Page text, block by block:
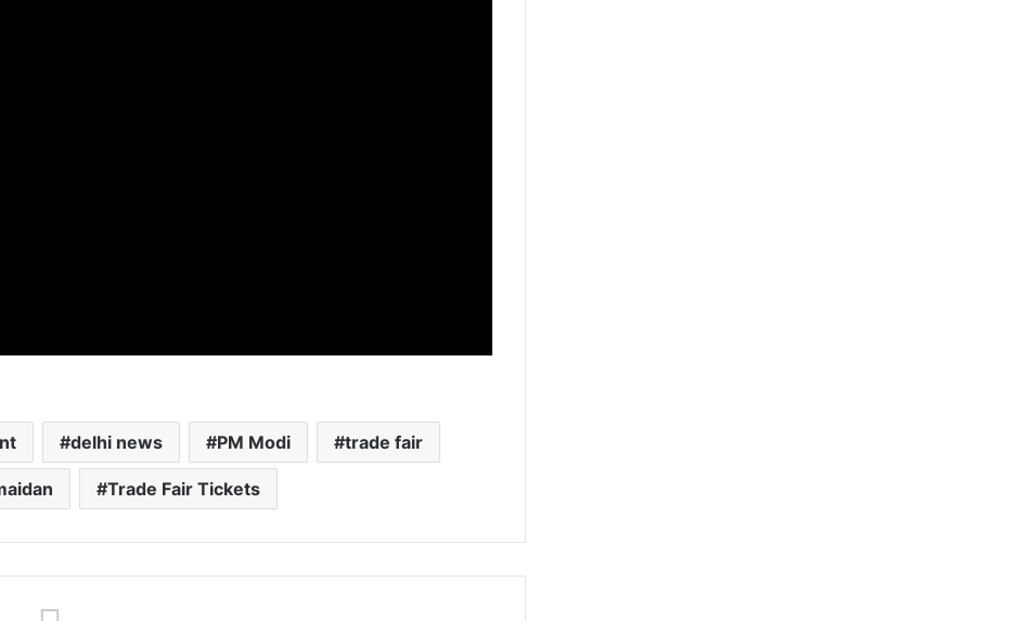
delhi news PM Modi trade fair
Trade Fair Tickets